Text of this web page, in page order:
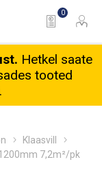
0
Hetkel saate
tooted
Klaasvill
7,2m²/pk